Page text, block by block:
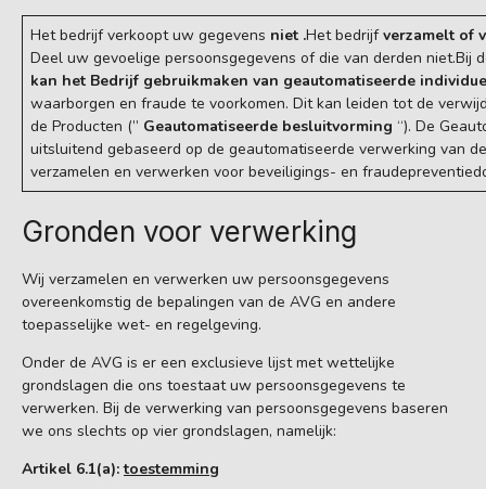
Het bedrijf verkoopt uw gegevens niet .Het bedrijfverzamelt of
Deel uw gevoelige persoonsgegevens of die van derden niet.Bij
kan het Bedrijf gebruikmaken van geautomatiseerde
waarborgen en fraude te voorkomen. Dit kan leiden tot de
de Producten (” Geautomatiseerde besluitvorming “). De
uitsluitend gebaseerd op de geautomatiseerde verwerking van
verzamelen en verwerken voor beveiligings- en
Gronden voor verwerking
Wij verzamelen en verwerken uw persoonsgegevens
overeenkomstig de bepalingen van de AVG en andere
toepasselijke wet- en regelgeving.
Onder de AVG is er een exclusieve lijst met wettelijke
grondslagen die ons toestaat uw persoonsgegevens te
verwerken. Bij de verwerking van persoonsgegevens baseren
we ons slechts op vier grondslagen, namelijk:
Artikel 6.1(a):toestemming